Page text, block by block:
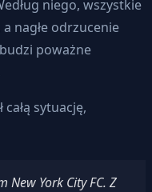
niego, wszystkie
nagłe odrzucenie
poważne
sytuację,
New York City FC. Z